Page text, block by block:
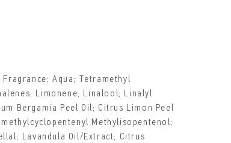
Aqua; Tetramethyl
Limonene; Linalool; Linalyl
Bergamia Peel Oil; Citrus Limon Peel
Methylisopentenol;
Lavandula Oil/Extract; Citrus